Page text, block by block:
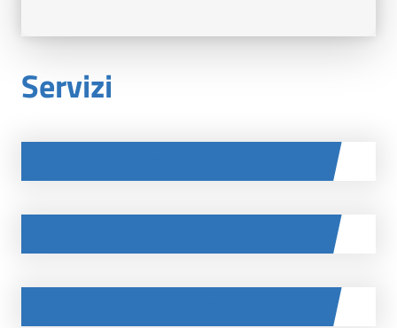
Servizi